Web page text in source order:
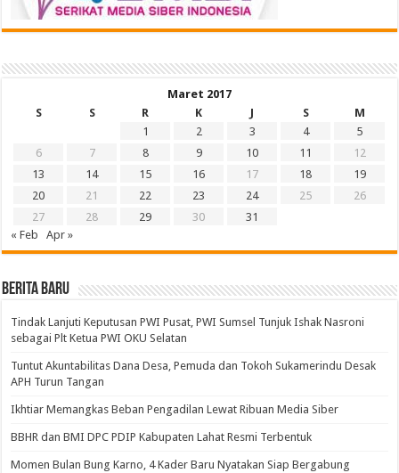
Maret 2017
S
S R K J S
M
1
2 3 4
5
6
7 8 9 10 11
12
13
14 15 16 17 18
19
20
21 22 23 24 25
26
27
28 29 30
31
« Feb
Apr »
BERITA BARU
Tindak Lanjuti Keputusan PWI Pusat, PWI Sumsel Tunjuk Ishak Nasroni
sebagai Plt Ketua PWI OKU Selatan
Tuntut Akuntabilitas Dana Desa, Pemuda dan Tokoh Sukamerindu Desak
APH Turun Tangan
Ikhtiar Memangkas Beban Pengadilan Lewat Ribuan Media Siber
BBHR dan BMI DPC PDIP Kabupaten Lahat Resmi Terbentuk
Momen Bulan Bung Karno, 4 Kader Baru Nyatakan Siap Bergabung